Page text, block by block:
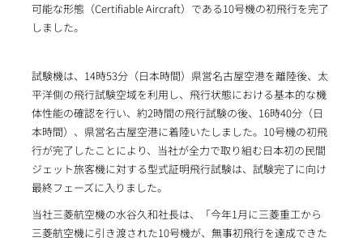
可能な形態（Certifiable Aircraft）である10号機の初飛行を完了
しました。
試験機は、14時53分（日本時間）県営名古屋空港を離陸後、太
平洋側の飛行試験空域を利用し、飛行状態における基本的な機
体性能の確認を行い、約2時間の飛行試験の後、16時40分（日
本時間）、県営名古屋空港に着陸いたしました。10号機の初飛
行が完了したことにより、当社が全力で取り組む日本初の民間
ジェット旅客機に対する型式証明飛行試験は、試験完了に向け
最終フェーズに入りました。
当社三菱航空機の水谷久和社長は、「今年1月に三菱重工から
三菱航空機に引き渡された10号機が、無事初飛行を達成できた